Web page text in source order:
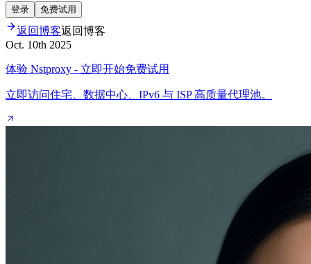
登录 免费试用
返回博客返回博客
Oct. 10th 2025
体验 Nstproxy - 立即开始免费试用
立即访问住宅、数据中心、IPv6 与 ISP 高质量代理池。